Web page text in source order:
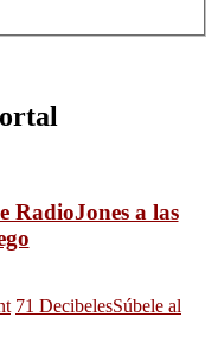
a las
71 DecibelesSúbele al